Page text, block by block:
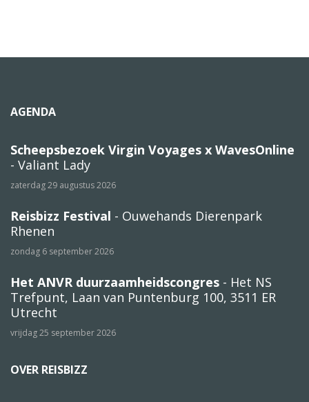
AGENDA
Scheepsbezoek Virgin Voyages x WavesOnline
- Valiant Lady
zaterdag 29 augustus 2026
Reisbizz Festival - Ouwehands Dierenpark
Rhenen
zondag 6 september 2026
Het ANVR duurzaamheidscongres - Het NS
Trefpunt, Laan van Puntenburg 100, 3511 ER
Utrecht
vrijdag 25 september 2026
OVER REISBIZZ